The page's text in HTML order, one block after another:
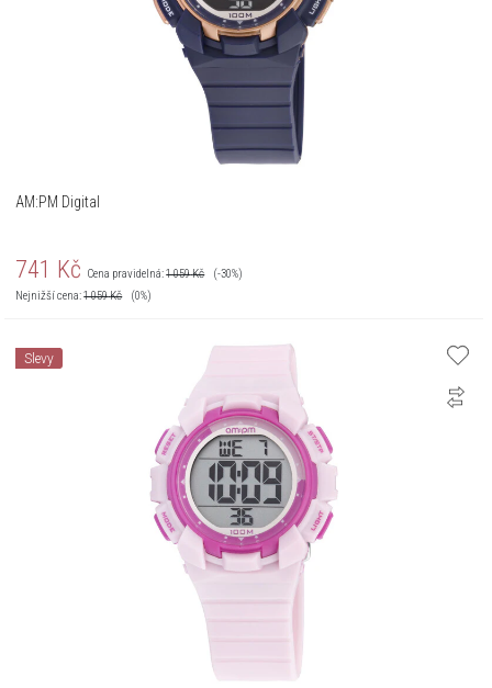
AM:PM Digital
741 Kč Cena pravidelná:1 059Kč
(-30%)
Nejnižší cena:1 059Kč (0%)
Slevy